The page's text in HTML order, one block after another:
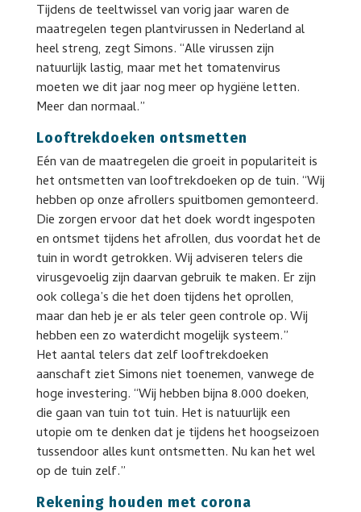
Tijdens de teeltwissel van vorig jaar waren de
maatregelen tegen plantvirussen in Nederland al
heel streng, zegt Simons. “Alle virussen zijn
natuurlijk lastig, maar met het tomatenvirus
moeten we dit jaar nog meer op hygiëne letten.
Meer dan normaal.”
Looftrekdoeken ontsmetten
Eén van de maatregelen die groeit in populariteit is
het ontsmetten van looftrekdoeken op de tuin. “Wij
hebben op onze afrollers spuitbomen gemonteerd.
Die zorgen ervoor dat het doek wordt ingespoten
en ontsmet tijdens het afrollen, dus voordat het de
tuin in wordt getrokken. Wij adviseren telers die
virusgevoelig zijn daarvan gebruik te maken. Er zijn
ook collega’s die het doen tijdens het oprollen,
maar dan heb je er als teler geen controle op. Wij
hebben een zo waterdicht mogelijk systeem.”
Het aantal telers dat zelf looftrekdoeken
aanschaft ziet Simons niet toenemen, vanwege de
hoge investering. “Wij hebben bijna 8.000 doeken,
die gaan van tuin tot tuin. Het is natuurlijk een
utopie om te denken dat je tijdens het hoogseizoen
tussendoor alles kunt ontsmetten. Nu kan het wel
op de tuin zelf.”
Rekening houden met corona